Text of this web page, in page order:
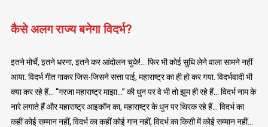
कैसे अलग राज्य बनेगा विदर्भ?
इतने मोर्चे, इतने धरना, इतने कर आंदोलन चुके!… फिर भी कोई सुधि लेने वाला सामने नहीं
आया. विदर्भ गीत गाकर जिस-जिसने सत्ता पाई, महाराष्ट्र का ही हो कर गया. विदर्भवादी भी
क्या कर रहे हैं… “गरजा महाराष्ट्र माझा…” की धुन पर वे भी तो झूम ही रहे हैं… विदर्भ नाम के
नारे लगाते हैं और महाराष्ट्र आइकॉन का, महाराष्ट्र के धुन पर थिरक रहे हैं… विदर्भ का
कहीं कोई सम्मान नहीं, विदर्भ का कहीं कोई गान नहीं, विदर्भ का किसी में कोई सम्मान नहीं…